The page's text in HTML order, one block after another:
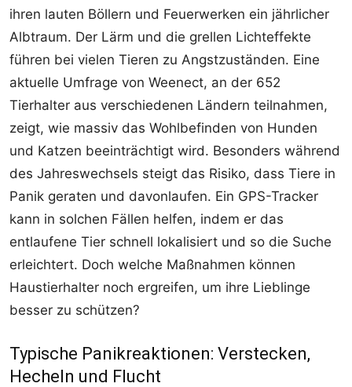
ihren lauten Böllern und Feuerwerken ein jährlicher
Albtraum. Der Lärm und die grellen Lichteffekte
führen bei vielen Tieren zu Angstzuständen. Eine
aktuelle Umfrage von Weenect, an der 652
Tierhalter aus verschiedenen Ländern teilnahmen,
zeigt, wie massiv das Wohlbefinden von Hunden
und Katzen beeinträchtigt wird. Besonders während
des Jahreswechsels steigt das Risiko, dass Tiere in
Panik geraten und davonlaufen. Ein GPS-Tracker
kann in solchen Fällen helfen, indem er das
entlaufene Tier schnell lokalisiert und so die Suche
erleichtert. Doch welche Maßnahmen können
Haustierhalter noch ergreifen, um ihre Lieblinge
besser zu schützen?
Typische Panikreaktionen: Verstecken,
Hecheln und Flucht